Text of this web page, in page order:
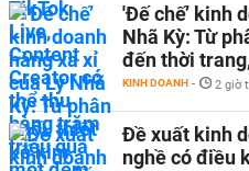
'Đế chế’ kinh
Nhã Kỳ: Từ
đến thời
KINH DOANH - 2 giờ
Đề xuất kinh
nghề có điều